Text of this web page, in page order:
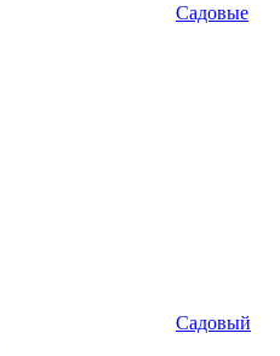
Садовые
Садовый